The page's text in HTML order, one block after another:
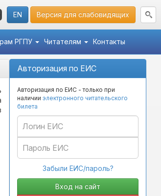
EN Версия для слабовидящих
РГПУ Читателям Контакты
Авторизация по ЕИС
Авторизация по ЕИС - только при
наличии электронного читательского
билета
Забыли ЕИС/пароль?